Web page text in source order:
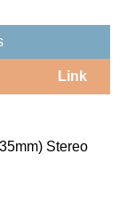
Link
Stereo